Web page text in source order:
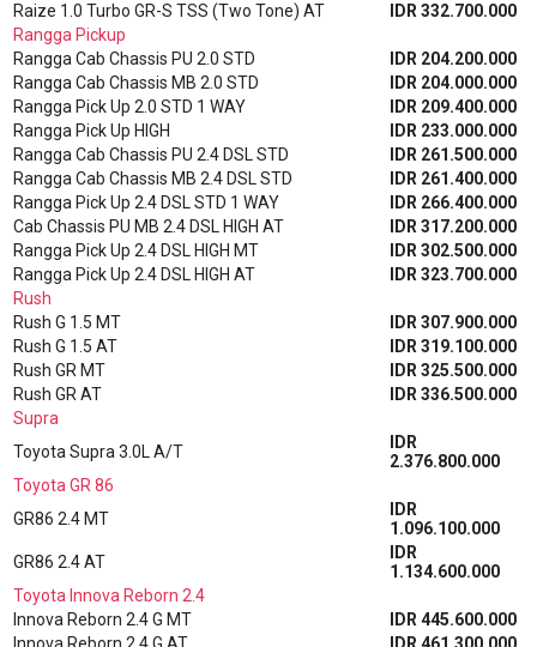
Raize 1.0 Turbo GR-S TSS (Two Tone) AT
IDR 332.700.000
Rangga Pickup
Rangga Cab Chassis PU 2.0 STD
IDR 204.200.000
Rangga Cab Chassis MB 2.0 STD
IDR 204.000.000
Rangga Pick Up 2.0 STD 1 WAY
IDR 209.400.000
Rangga Pick Up HIGH
IDR 233.000.000
Rangga Cab Chassis PU 2.4 DSL STD
IDR 261.500.000
Rangga Cab Chassis MB 2.4 DSL STD
IDR 261.400.000
Rangga Pick Up 2.4 DSL STD 1 WAY
IDR 266.400.000
Cab Chassis PU MB 2.4 DSL HIGH AT
IDR 317.200.000
Rangga Pick Up 2.4 DSL HIGH MT
IDR 302.500.000
Rangga Pick Up 2.4 DSL HIGH AT
IDR 323.700.000
Rush
Rush G 1.5 MT
IDR 307.900.000
Rush G 1.5 AT
IDR 319.100.000
Rush GR MT
IDR 325.500.000
Rush GR AT
IDR 336.500.000
Supra
Toyota Supra 3.0L A/T
IDR
2.376.800.000
Toyota GR 86
GR86 2.4 MT
IDR
1.096.100.000
GR86 2.4 AT
IDR
1.134.600.000
Toyota Innova Reborn 2.4
Innova Reborn 2.4 G MT
IDR 445.600.000